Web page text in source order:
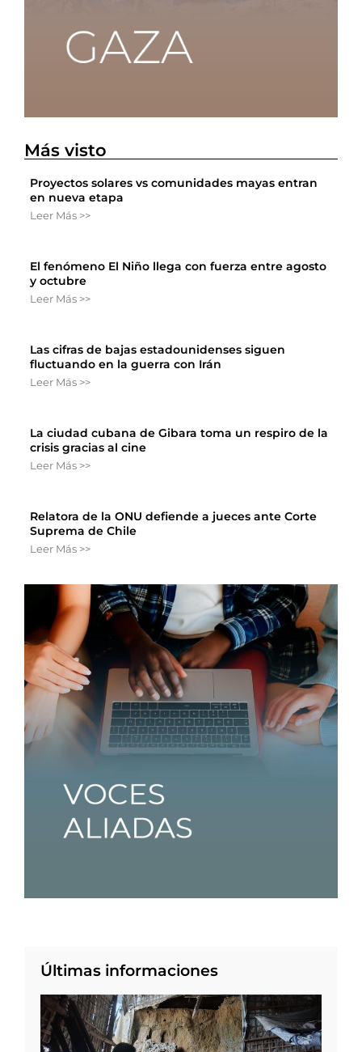
Más visto
Proyectos solares vs comunidades mayas entran
en nueva etapa
Leer Más >>
El fenómeno El Niño llega con fuerza entre agosto
y octubre
Leer Más >>
Las cifras de bajas estadounidenses siguen
fluctuando en la guerra con Irán
Leer Más >>
La ciudad cubana de Gibara toma un respiro de la
crisis gracias al cine
Leer Más >>
Relatora de la ONU defiende a jueces ante Corte
Suprema de Chile
Leer Más >>
Últimas informaciones